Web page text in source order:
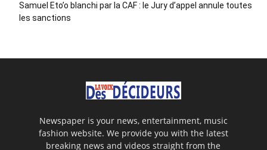
Samuel Eto’o blanchi par la CAF : le Jury d’appel annule toutes
les sanctions
Newspaper is your news, entertainment, music
fashion website. We provide you with the latest
breaking news and videos straight from the